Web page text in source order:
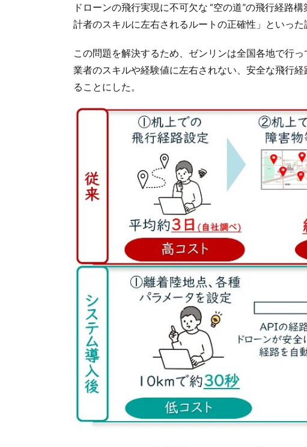
ドローンの飛行実現に不可欠な “空の道”の飛行経路
計者のスキルに左右されるルートの正確性」といった
この問題を解決するため、ゼンリンは全国各地で行
業者のスキルや経験値に左右されない、安全な飛行
ることにした。